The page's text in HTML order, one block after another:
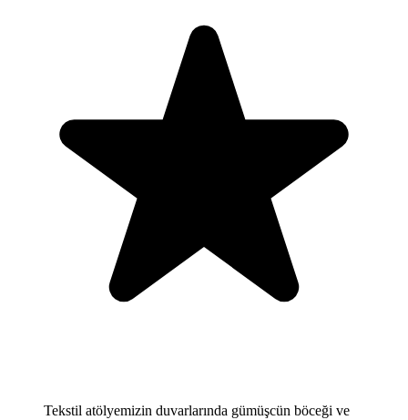
Tekstil atölyemizin duvarlarında gümüşcün böceği ve